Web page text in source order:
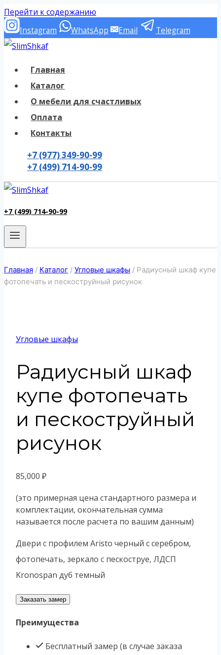
Перейти к содержанию
Instagram WhatsApp Email Telegram
Главная
Каталог
О мебели для счастливых
Оплата
Контакты
+7 (977) 349-90-99
+7 (499) 714-90-99
+7 (499) 714-90-99
Главная / Каталог / Угловые шкафы / Радиусный шкаф купе
фотопечать и пескоструйный рисунок
Угловые шкафы
Радиусный шкаф
купе фотопечать
и пескоструйный
рисунок
85,000 ₽
(это примерная цена стандартного размера и
комплектации, окончательная сумма
называется после расчета по вашим данным)
Двери с профилем Aristo черный с серебром,
фотопечать, зеркало с пескоструе, ЛДСП
Kronospan дуб темный
Заказать замер
Преимущества
Бесплатный замер (в случае заказа